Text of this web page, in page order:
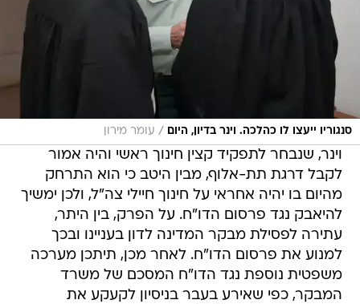
סנגוריו ייעצו לו כהלכה. וינר בדיון, היום / עומר מירון
וינר, שנבחר לתפקיד קצין חינוך ראשי והיה אמור
לקבל דרגת תת-אלוף, מבין היטב כי הוא התרחק
מהיום בו יהיה אחראי על חינוך חיילי צה"ל, ולכן ימשיך
להיאבק נגד פרסום הדו"ח. על הפרק, בין היתר,
עתירה לפסילת מבקר המדינה לדון בעניינו ובכך
למנוע את פרסום הדו"ח. לאחר מכן, תיתכן מערכה
משפטית נוספת נגד הדו"ח המסכם של משרד
המבקר, כפי שאירע בעבר בניסיון לקעקע את